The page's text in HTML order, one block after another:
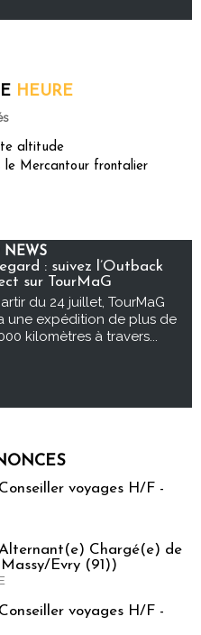
HEURE
altitude
le Mercantour frontalier
NEWS
: suivez l’Outback
sur TourMaG
du 24 juillet, TourMaG
une expédition de plus de
kilomètres à travers...
voyages H/F -
Chargé(e) de
Evry (91))
voyages H/F -